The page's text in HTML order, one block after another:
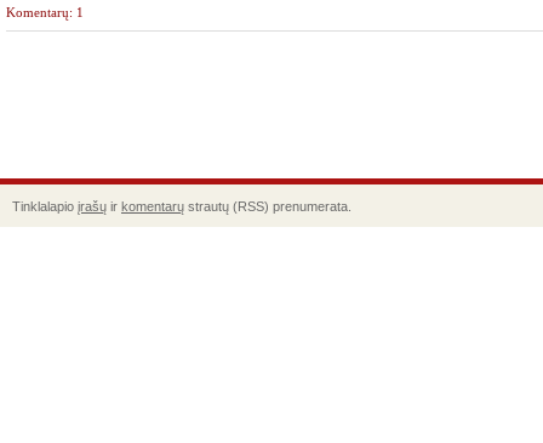
Komentarų: 1
Tinklalapio įrašų ir komentarų strautų (RSS) prenumerata.